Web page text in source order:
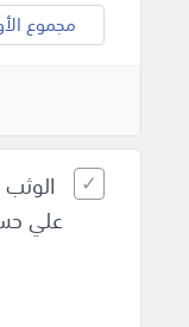
مجموع
علي